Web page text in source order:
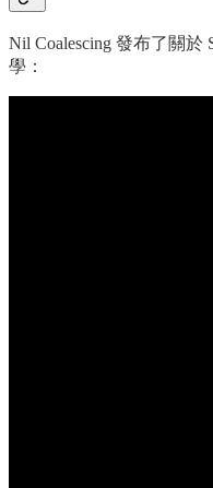
Nil Coalescing 發布了關於
學：